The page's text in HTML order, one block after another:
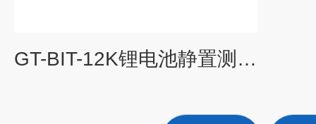
GT-BIT-12K锂电池静置测试设备